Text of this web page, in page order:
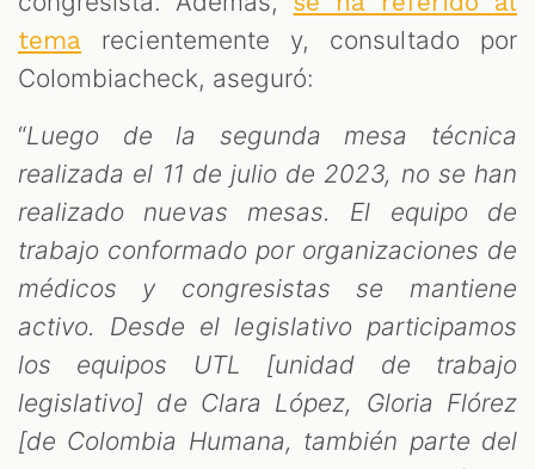
tema recientemente y, consultado por
Colombiacheck, aseguró:
“Luego de la segunda mesa técnica
realizada el 11 de julio de 2023, no se han
realizado nuevas mesas. El equipo de
trabajo conformado por organizaciones de
médicos y congresistas se mantiene
activo. Desde el legislativo participamos
los equipos UTL [unidad de trabajo
legislativo] de Clara López, Gloria Flórez
[de Colombia Humana, también parte del